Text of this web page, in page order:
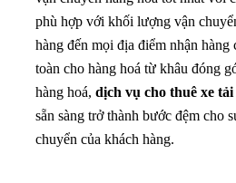
phù hợp với khối lượng vận
hàng đến mọi địa điểm nhận hàng
toàn cho hàng hoá từ khâu đóng
hàng hoá, dịch vụ cho thuê xe
sẵn sàng trở thành bước đệm cho
chuyển của khách hàng.